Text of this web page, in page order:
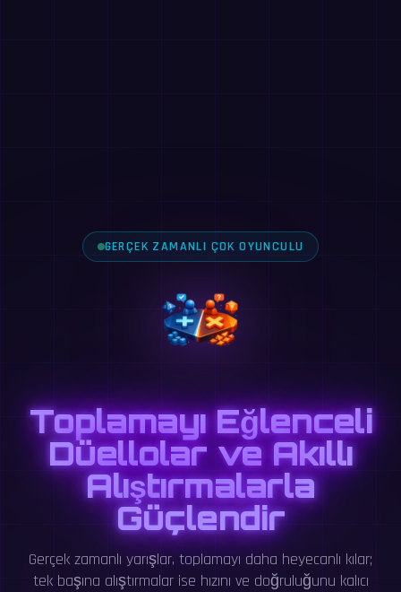
GERÇEK ZAMANLI ÇOK OYUNCULU
Toplamayı Eğlenceli
Düellolar ve Akıllı
Alıştırmalarla
Güçlendir
Gerçek zamanlı yarışlar, toplamayı daha heyecanlı kılar;
tek başına alıştırmalar ise hızını ve doğruluğunu kalıcı